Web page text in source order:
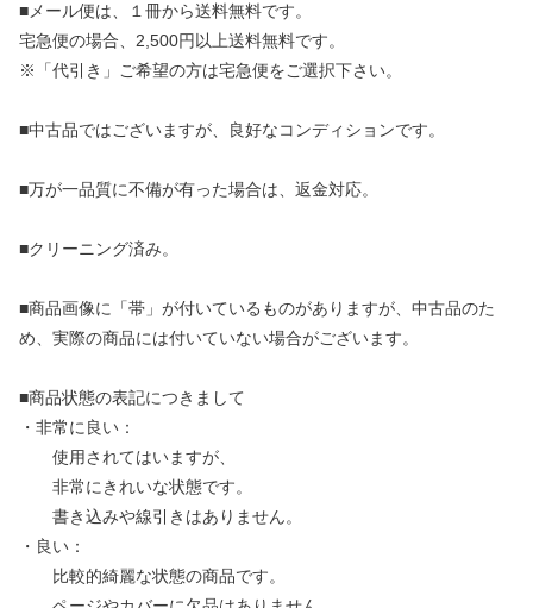
■メール便は、１冊から送料無料です。
宅急便の場合、2,500円以上送料無料です。
※「代引き」ご希望の方は宅急便をご選択下さい。
■中古品ではございますが、良好なコンディションです。
■万が一品質に不備が有った場合は、返金対応。
■クリーニング済み。
■商品画像に「帯」が付いているものがありますが、中古品のた
め、実際の商品には付いていない場合がございます。
■商品状態の表記につきまして
・非常に良い：
使用されてはいますが、
非常にきれいな状態です。
書き込みや線引きはありません。
・良い：
比較的綺麗な状態の商品です。